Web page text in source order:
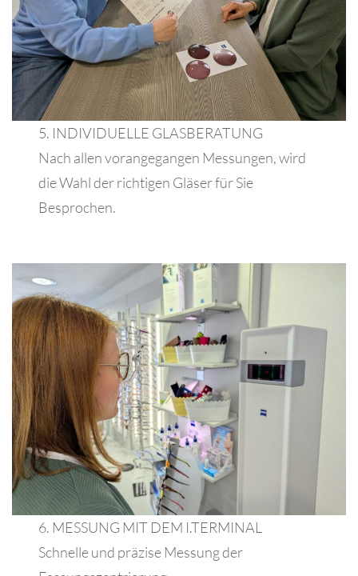
5. INDIVIDUELLE GLASBERATUNG
Nach allen vorangegangen Messungen, wird
die Wahl der richtigen Gläser für Sie
Besprochen.
6. MESSUNG MIT DEM I.TERMINAL
Schnelle und präzise Messung der